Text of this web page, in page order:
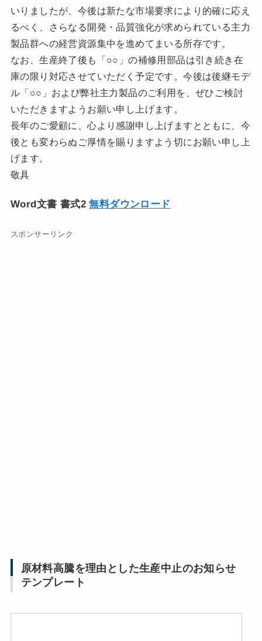
いりましたが、今後は新たな市場要求により的確に応え
るべく、さらなる開発・品質強化が求められている主力
製品群への経営資源集中を進めてまいる所存です。
なお、生産終了後も「○○」の補修用部品は引き続き在
庫の限り対応させていただく予定です。今後は後継モデ
ル「○○」および弊社主力製品のご利用を、ぜひご検討
いただきますようお願い申し上げます。
長年のご愛顧に、心より感謝申し上げますとともに、今
後とも変わらぬご厚情を賜りますよう切にお願い申し上
げます。
敬具
Word文書 書式2無料ダウンロード
スポンサーリンク
原材料高騰を理由とした生産中止のお知らせ
テンプレート